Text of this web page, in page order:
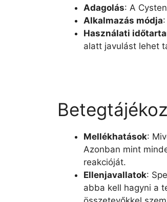
Adagolás: A
Alkalmazás módja
Használati
alatt javulást lehet
Mellékhatások:
Azonban mint
reakcióját.
Ellenjavallatok:
abba kell hagyni a